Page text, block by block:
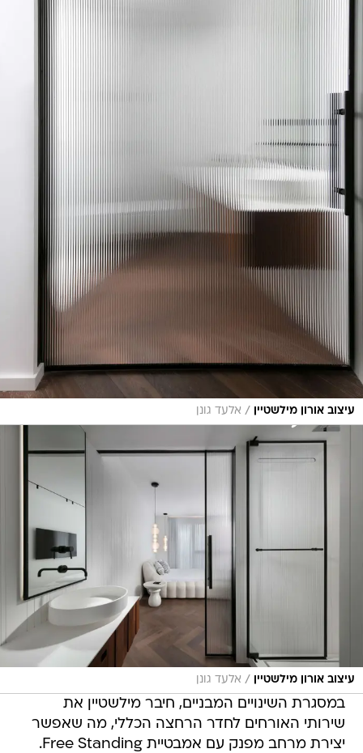
עיצוב אורון מילשטיין / אלעד גונן
עיצוב אורון מילשטיין / אלעד גונן
במסגרת השינויים המבניים, חיבר מילשטיין את
שירותי האורחים לחדר הרחצה הכללי, מה שאפשר
יצירת מרחב מפנק עם אמבטיית Free Standing.